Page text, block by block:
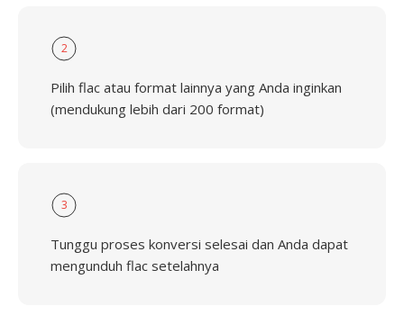
2
Pilih flac atau format lainnya yang Anda inginkan
(mendukung lebih dari 200 format)
3
Tunggu proses konversi selesai dan Anda dapat
mengunduh flac setelahnya